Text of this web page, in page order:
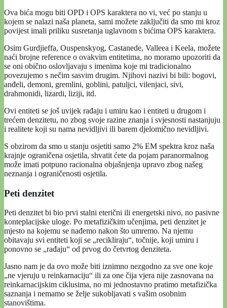
Ova bića mogu biti OPD i OPS karaktera no vi, već po stanju u
kojem se nalazi naša planeta, sami možete zaključiti da smo mi kroz
povijest imali priliku susretanja uglavnom s bićima OPS karaktera.
Osim Gurdjieffa, Ouspenskyog, Castanede, Valleea i Keela, možete
naći brojne reference o ovakvim entitetima, no moramo upozoriti da
se oni obično oslovljavaju s imenima koje mi tradicionalno
povezujemo s nečim sasvim drugim. Njihovi nazivi bi bili: bogovi,
anđeli, demoni, gremlini, goblini, patuljci, vilenjaci, sivi,
drahmonidi, lizardi, liziji, itd.
Ovi entiteti se još uvijek rađaju i umiru kao i entiteti u drugom i
trećem denzitetu, no zbog svoje razine znanja i svjesnosti nastanjuju
i realitete koji su nama nevidljivi ili barem djelomično nevidljivi.
S obzirom da smo u stanju osjetiti samo 2% EM spektra kroz naša
krajnje ograničena osjetila, shvatit ćete da pojam paranormalnog
može imati potpuno racionalna objašnjenja upravo zbog našeg
neznanja i ograničenosti osjetila.
Peti denzitet
Peti denzitet bi bio prvi stalni eterični ili energetski nivo, no pasivne
konteplacijske uloge. Po metafizičkim učenjima, peti denzitet je
mjesto na kojemu se nađemo nakon što umremo. Na njemu
obitavaju svi entiteti koji se „recikliraju“, točnije, koji umiru i
ponovno se „rađaju“ od prvog do četvrtog denziteta.
Jasno nam je da ovo može biti iznimno nezgodno za sve one koje
„ne vjeruju u reinkarnaciju“ ili za one čija vjera nije zasnovana na
reinkarnacijskim ciklusima, no mi jednostavno pratimo metafizička
saznanja i nemamo se želje sukobljavati s vašim osobnim
stanovištima.